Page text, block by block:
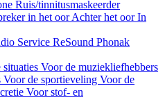
Ruis/tinnitusmaskeerder
in het oorAchter het oorIn
Service ReSound Phonak
situaties Voor de muziekliefhebbers
Voor de sportieveling Voor de
Voor stof- en